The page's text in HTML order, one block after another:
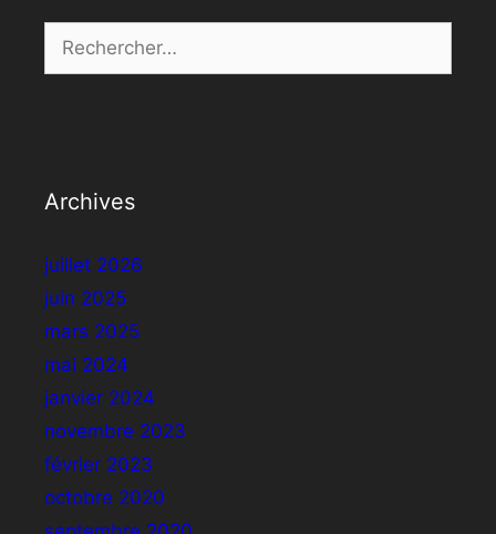
Rechercher :
Archives
juillet 2026
juin 2025
mars 2025
mai 2024
janvier 2024
novembre 2023
février 2023
octobre 2020